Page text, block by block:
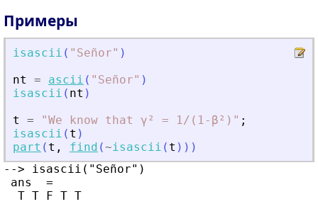
Примеры
isascii ( " Señor" )
nt
= ascii ( " Señor" )
isascii ( nt )
t
= "We know that γ² = 1/(1-β²) " ;
isascii ( t )
part ( t , find (~isascii ( t ) ) )
--> isascii("Señor")
ans  =
  T T F T T